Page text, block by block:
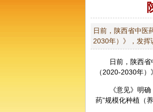
日前，陕西省中医
2030年）》，发挥
日前，陕西省
（2020-2030年
《意见》明
药”规模化种植（